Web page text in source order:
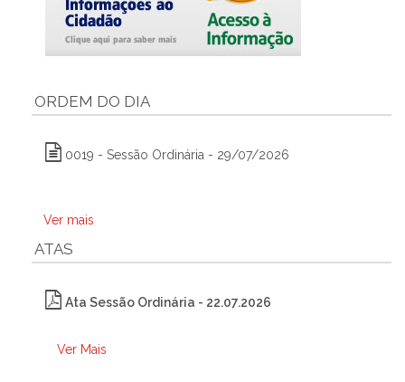
ORDEM DO DIA
0019 - Sessão Ordinária - 29/07/2026
Ver mais
ATAS
Ata Sessão Ordinária - 22.07.2026
Ver Mais